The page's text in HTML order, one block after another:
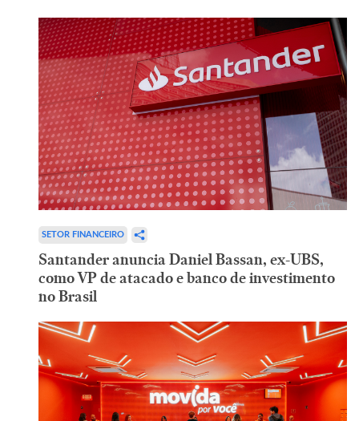
SETOR FINANCEIRO
Santander anuncia Daniel Bassan, ex-UBS,
como VP de atacado e banco de investimento
no Brasil